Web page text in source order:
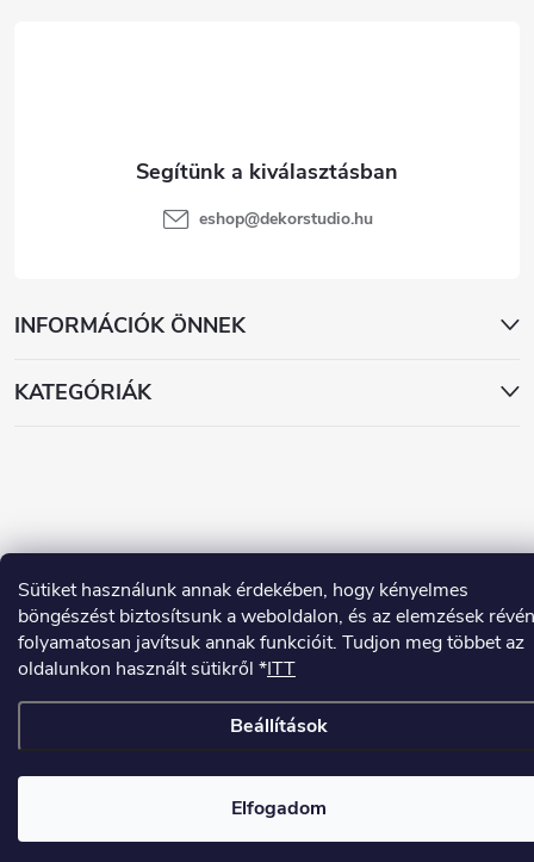
Sütiket használunk annak érdekében, hogy kényelmes
böngészést biztosítsunk a weboldalon, és az elemzések révén
folyamatosan javítsuk annak funkcióit. Tudjon meg többet az
oldalunkon használt sütikről *ITT
Beállítások
Elfogadom
INFORMÁCIÓK ÖNNEK
KATEGÓRIÁK
eshop@dekorstudio.hu
Shoptet készítette